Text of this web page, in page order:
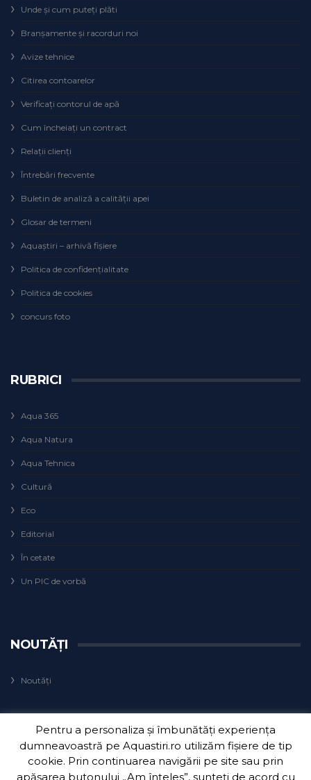
Unde și cum puteţi plăti
Branșamente și racorduri noi
Avize tehnice
Citirea contoarelor
Verificaţi contorul de apă
Cum încheiaţi un contract
Relaţii clienţi
Întrebări frecvente
Buletin de analiză a calităţii apei
Glosar de termeni
Aquaștiri – arhivă fișiere
Politica de confidențialitate
Politica de cookies
concurs foto
RUBRICI
Aqua 365
Aqua Natura
Aqua Tehnica
Cultură
Eco
Editorial
În cetate
Un PIC de vorbă
NOUTĂȚI
Noutăți
Pentru a personaliza și îmbunătăți experiența
dumneavoastră pe Aquastiri.ro utilizăm fișiere de tip
cookie. Prin continuarea navigării pe site sau prin
apăsarea butonului „Am înțeles”, sunteți de acord cu